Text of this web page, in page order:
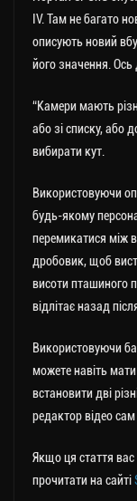
IV. Там не багато
описують новий
його значення. Ось
“Камери мають
або зі списку, або
вибирати кут.
Використовуючи
будь-якому
перемикатися між
дробовик, щоб
висоти пташиного
відлітає назад
Використовуючи
можете навіть
встановити дві
редактор відео
Якщо ця стаття вас
прочитати на сайті